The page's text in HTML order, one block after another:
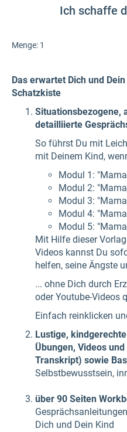
Ich schaffe
Menge: 1
Das erwartet Dich und
Schatzkiste
Situationsbezogene,
detailliierte
So führst Du mit
mit Deinem Kind,
Modul 1:
Modul 2:
Modul 3:
Modul 4:
Modul 5:
Mit Hilfe dieser
Videos kannst Du
helfen, seine Ängste
... ohne Dich durch
oder Youtube-Videos
Einfach reinklicken
Lustige,
Übungen, Videos
Transkript) sowie
Selbstbewusstsein,
über 90 Seiten
Dich und Dein Kind